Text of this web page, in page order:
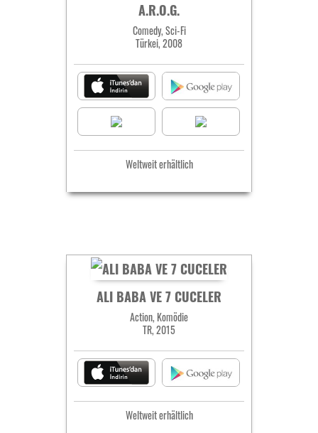
A.R.O.G.
Comedy, Sci-Fi
Türkei, 2008
Weltweit erhältlich
ALI BABA VE 7 CUCELER
Action, Komödie
TR, 2015
Weltweit erhältlich